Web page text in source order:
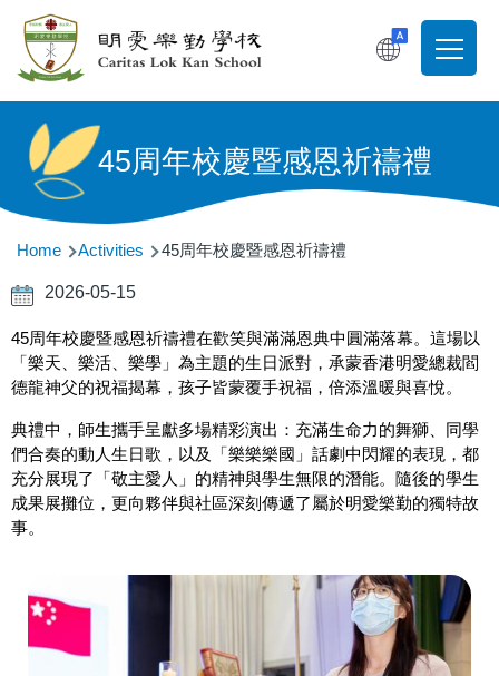
Skip to main content
Main
45周年校慶暨感恩祈禱禮
Breadcrumb
Home Activities 45周年校慶暨感恩祈禱禮
2026-05-15
45周年校慶暨感恩祈禱禮在歡笑與滿滿恩典中圓滿落幕。這場以
「樂天、樂活、樂學」為主題的生日派對，承蒙香港明愛總裁閻
德龍神父的祝福揭幕，孩子皆蒙覆手祝福，倍添溫暖與喜悅。
典禮中，師生攜手呈獻多場精彩演出：充滿生命力的舞獅、同學
們合奏的動人生日歌，以及「樂樂樂國」話劇中閃耀的表現，都
充分展現了「敬主愛人」的精神與學生無限的潛能。隨後的學生
成果展攤位，更向夥伴與社區深刻傳遞了屬於明愛樂勤的獨特故
事。